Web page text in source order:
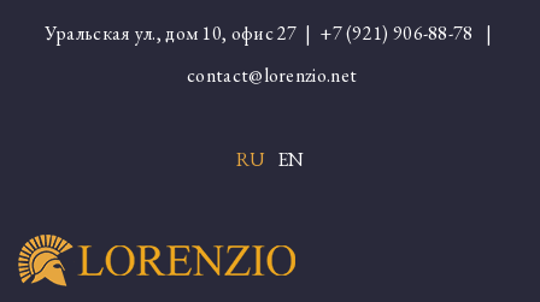
Уральская ул., дом 10, офис 27 | +7 (921) 906-88-78 |
contact@lorenzio.net
RU EN